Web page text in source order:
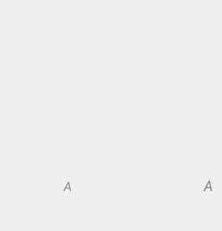
A A